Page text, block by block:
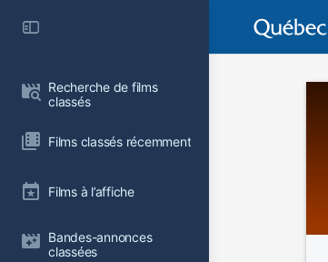
Recherche de films
classés
Films classés récemment
Films à l’affiche
Bandes-annonces
classées